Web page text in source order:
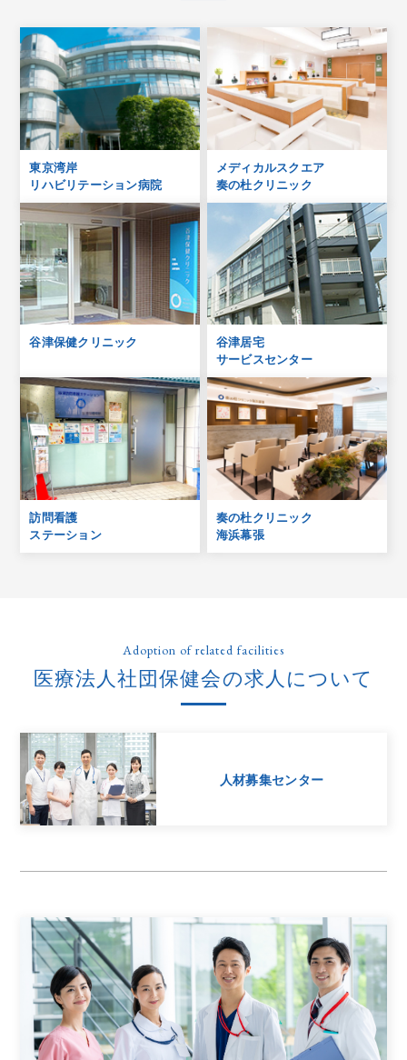
東京湾岸
リハビリテーション病院
メディカルスクエア
奏の杜クリニック
谷津保健クリニック
谷津居宅
サービスセンター
訪問看護
ステーション
奏の杜クリニック
海浜幕張
Adoption of related facilities
医療法人社団保健会の求人について
人材募集センター